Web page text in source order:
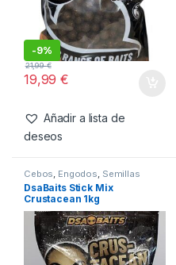
-9%
19,99€
21,99€
Añadir a lista de
deseos
Cebos Engodos Semillas
DsaBaits Stick Mix
Crustacean 1kg